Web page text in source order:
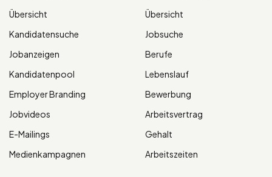
Übersicht
Kandidatensuche
Jobanzeigen
Kandidatenpool
Employer Branding
Jobvideos
E-Mailings
Medienkampagnen
Übersicht
Jobsuche
Berufe
Lebenslauf
Bewerbung
Arbeitsvertrag
Gehalt
Arbeitszeiten